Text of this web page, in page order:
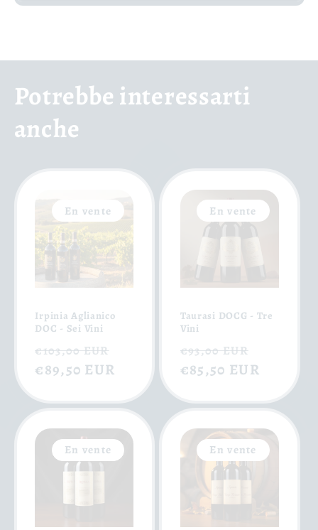
Potrebbe interessarti
anche
En vente
Irpinia Aglianico
DOC - Sei Vini
Prix
habituel
€103,00 EUR
€89,50 EUR
En vente
Taurasi DOCG - Tre
Vini
Prix
habituel
€93,00 EUR
soldé
€85,50 EUR
En vente En vente